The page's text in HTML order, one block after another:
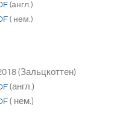
(англ.)
( нем.)
(Зальцкоттен)
(англ.)
( нем.)